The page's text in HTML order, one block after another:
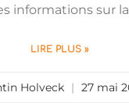
informations sur la
LIRE PLUS »
Holveck 27 mai